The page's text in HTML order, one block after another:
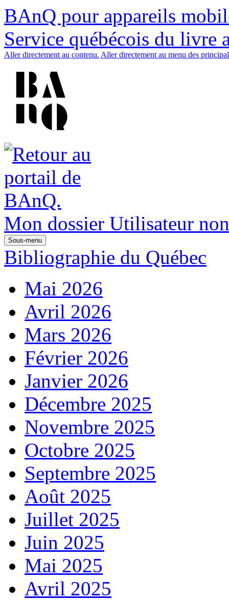
BAnQ pour appareils
Service québécois du livre
Aller directement au contenu. Aller directement au menu des
Mon dossier Utilisateur
Sous-menu
Bibliographie du Québec
Mai 2026
Avril 2026
Mars 2026
Février 2026
Janvier 2026
Décembre 2025
Novembre 2025
Octobre 2025
Septembre 2025
Août 2025
Juillet 2025
Juin 2025
Mai 2025
Avril 2025